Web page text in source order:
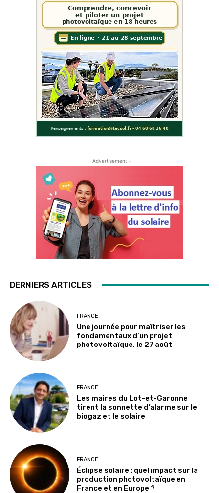
- Advertisement -
DERNIERS ARTICLES
FRANCE
Une journée pour maîtriser les
fondamentaux d’un projet
photovoltaïque, le 27 août
FRANCE
Les maires du Lot-et-Garonne
tirent la sonnette d’alarme sur le
biogaz et le solaire
FRANCE
Éclipse solaire : quel impact sur la
production photovoltaïque en
France et en Europe ?